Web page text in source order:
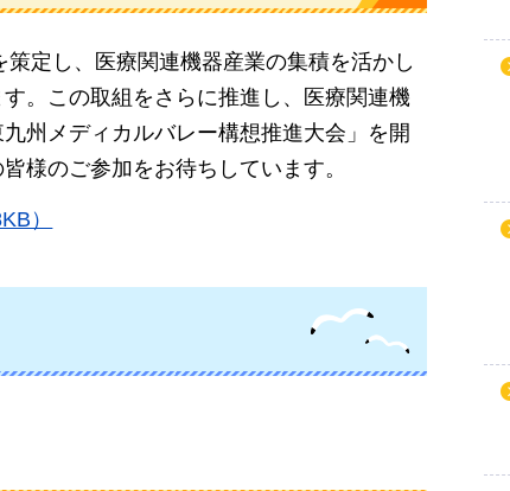
定し、医療関連機器産業の集積を活かし
。この取組をさらに推進し、医療関連機
州メディカルバレー構想推進大会」を開
様のご参加をお待ちしています。
）